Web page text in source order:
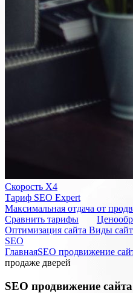
Скорость Х4
Тариф SEO Expert
Максимальная отдача от
Cравнить тарифы
Оптимизация сайта Виды
SEO
ГлавнаяSEO продвижение
продаже дверей
SEO продвижение